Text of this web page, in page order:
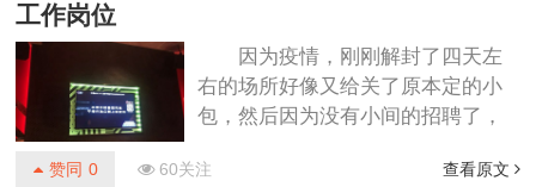
餐厅伙伴一起,很不错呢。地铁车公
庙站出来走一段路。很方便。环境
也很好。非常大，下次还要来玩。
评的券还减免了5元。没有额外
工作岗位
因为疫情，刚刚解封了四天左
右的场所好像又给关了原本定的小
包，然后因为没有小间的招聘了，
些，音效更好一些，整体感觉比较
赞同 0 60关注 查看原文